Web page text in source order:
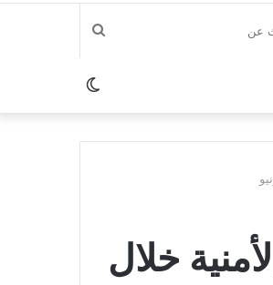
بحث
عنالوضع
المظلم
خلال